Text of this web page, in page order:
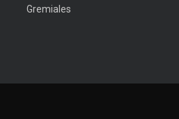
Gremiales